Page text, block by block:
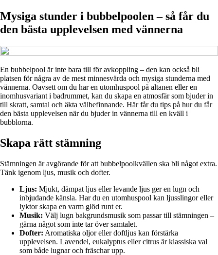
Mysiga stunder i bubbelpoolen – så får du
den bästa upplevelsen med vännerna
En bubbelpool är inte bara till för avkoppling – den kan också bli
platsen för några av de mest minnesvärda och mysiga stunderna med
vännerna. Oavsett om du har en utomhuspool på altanen eller en
inomhusvariant i badrummet, kan du skapa en atmosfär som bjuder in
till skratt, samtal och äkta välbefinnande. Här får du tips på hur du får
den bästa upplevelsen när du bjuder in vännerna till en kväll i
bubblorna.
Skapa rätt stämning
Stämningen är avgörande för att bubbelpoolkvällen ska bli något extra.
Tänk igenom ljus, musik och dofter.
Ljus: Mjukt, dämpat ljus eller levande ljus ger en lugn och
inbjudande känsla. Har du en utomhuspool kan ljusslingor eller
lyktor skapa en varm glöd runt er.
Musik: Välj lugn bakgrundsmusik som passar till stämningen –
gärna något som inte tar över samtalet.
Dofter: Aromatiska oljor eller doftljus kan förstärka
upplevelsen. Lavendel, eukalyptus eller citrus är klassiska val
som både lugnar och fräschar upp.